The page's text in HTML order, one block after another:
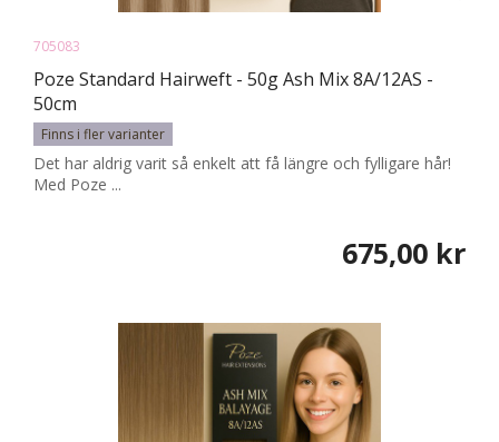
705083
Poze Standard Hairweft - 50g Ash Mix 8A/12AS -
50cm
Finns i fler varianter
Det har aldrig varit så enkelt att få längre och fylligare hår!
Med Poze ...
675,00 kr